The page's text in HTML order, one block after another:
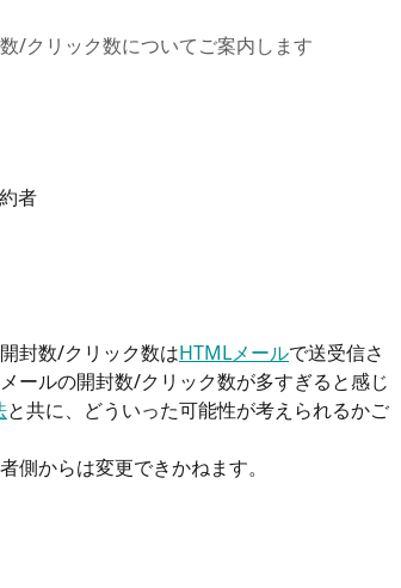
/クリック数についてご案内します
者
封数/クリック数はHTMLメールで送受信さ
ールの開封数/クリック数が多すぎると感じ
と共に、どういった可能性が考えられるかご
側からは変更できかねます。